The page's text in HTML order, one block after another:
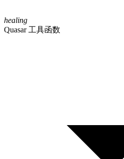
healing
Quasar 工具函数